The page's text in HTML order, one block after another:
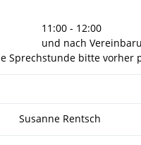
11:00 - 12:00
und nach
Sprechstunde bitte vorher
Susanne Rentsch